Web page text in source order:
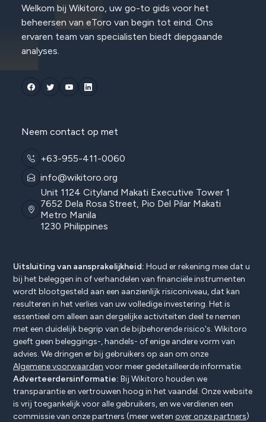
Welkom bij Wikitoro, uw go-to gids voor het
beheersen van eToro van begin tot eind. Ons
ervaren team van specialisten biedt diepgaande
analyses.
Neem contact op met
+63-955-411-0060
info@wikitoro.org
Unit 1124 Cityland Makati Executive Tower 1
7652 Dela Rosa Street, Pio Del Pilar Makati
Metro Manila
1230 Philippines
Uitsluiting van aansprakelijkheid: Houd er rekening mee dat u
bij het beleggen in of verhandelen van financiële instrumenten
wordt blootgesteld aan een aanzienlijk risiconiveau, dat kan
resulteren in het verlies van uw volledige investering. Het is
essentieel om alleen aan dergelijke activiteiten deel te nemen
met een duidelijk begrip van de bijbehorende risico's. Wikitoro
geeft geen beleggings-, handels- of enige andere vorm van
advies. We dringen er bij gebruikers op aan om onze
Algemene voorwaarden voor meer gedetailleerde informatie.
Adverteerdersinformatie: Bij Wikitoro houden we
transparantie en vertrouwen hoog in het vaandel. Onze website
is vrij toegankelijk voor alle gebruikers, en we verdienen een
commissie van onze partners (meer weten over onze partners)